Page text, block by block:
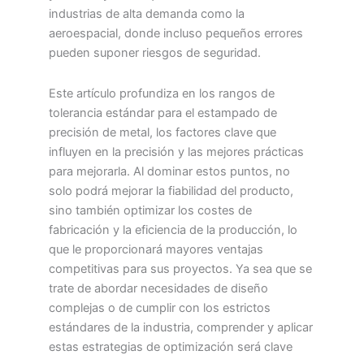
industrias de alta demanda como la
aeroespacial, donde incluso pequeños errores
pueden suponer riesgos de seguridad.
Este artículo profundiza en los rangos de
tolerancia estándar para el estampado de
precisión de metal, los factores clave que
influyen en la precisión y las mejores prácticas
para mejorarla. Al dominar estos puntos, no
solo podrá mejorar la fiabilidad del producto,
sino también optimizar los costes de
fabricación y la eficiencia de la producción, lo
que le proporcionará mayores ventajas
competitivas para sus proyectos. Ya sea que se
trate de abordar necesidades de diseño
complejas o de cumplir con los estrictos
estándares de la industria, comprender y aplicar
estas estrategias de optimización será clave